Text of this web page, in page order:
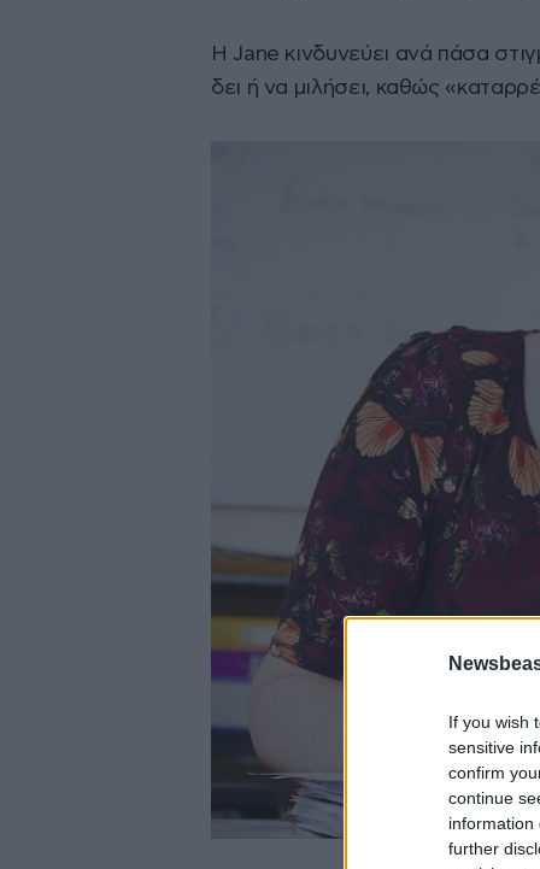
If you wish
sensitive
confirm
continue
information
further
Η Jane κινδυνεύει ανά πάσα
δει ή να μιλήσει, καθώς